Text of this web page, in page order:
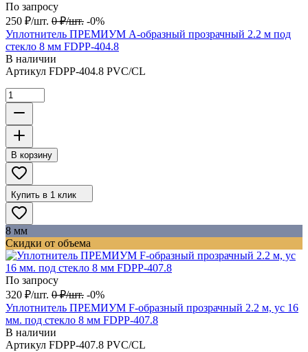
По запросу
250 ₽/шт. 0 ₽/шт. -0%
Уплотнитель ПРЕМИУМ А-образный прозрачный 2.2 м под
стекло 8 мм FDPP-404.8
В наличии
Артикул FDPP-404.8 PVC/CL
В корзину
Купить в 1 клик
8 мм
Скидки от объема
По запросу
320 ₽/шт. 0 ₽/шт. -0%
Уплотнитель ПРЕМИУМ F-образный прозрачный 2.2 м, ус 16
мм. под стекло 8 мм FDPP-407.8
В наличии
Артикул FDPP-407.8 PVC/CL